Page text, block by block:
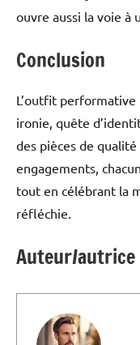
ouvre aussi la voie à
Conclusion
L’outfit
ironie, quête
des pièces de
engagements,
tout en célébrant la
réfléchie.
Auteur/autrice